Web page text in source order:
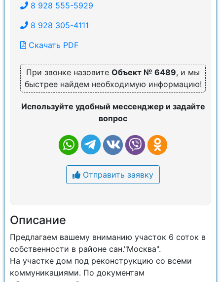
8 928 555-5929
8 928 305-4111
Скачать PDF
При звонке назовите Объект № 6489, и мы
быстрее найдем необходимую информацию!
Используйте удобный мессенджер и задайте
вопрос
Отправить заявку
Описание
Предлагаем вашему вниманию участок 6 соток в
собственности в районе сан."Москва".
На участке дом под реконструкцию со всеми
коммуникациями. По документам